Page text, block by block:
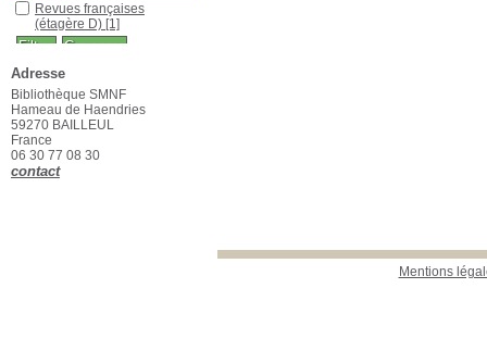
Mentions
Revues françaises
(étagère D) [1]
Adresse
Bibliothèque SMNF
Hameau de Haendries
59270 BAILLEUL
France
06 30 77 08 30
contact